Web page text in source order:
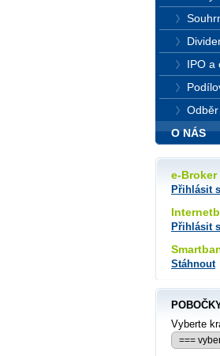
IPO a
O NÁS
e-Broker
Přihlásit
Přihlásit
Stáhnout
Vyberte